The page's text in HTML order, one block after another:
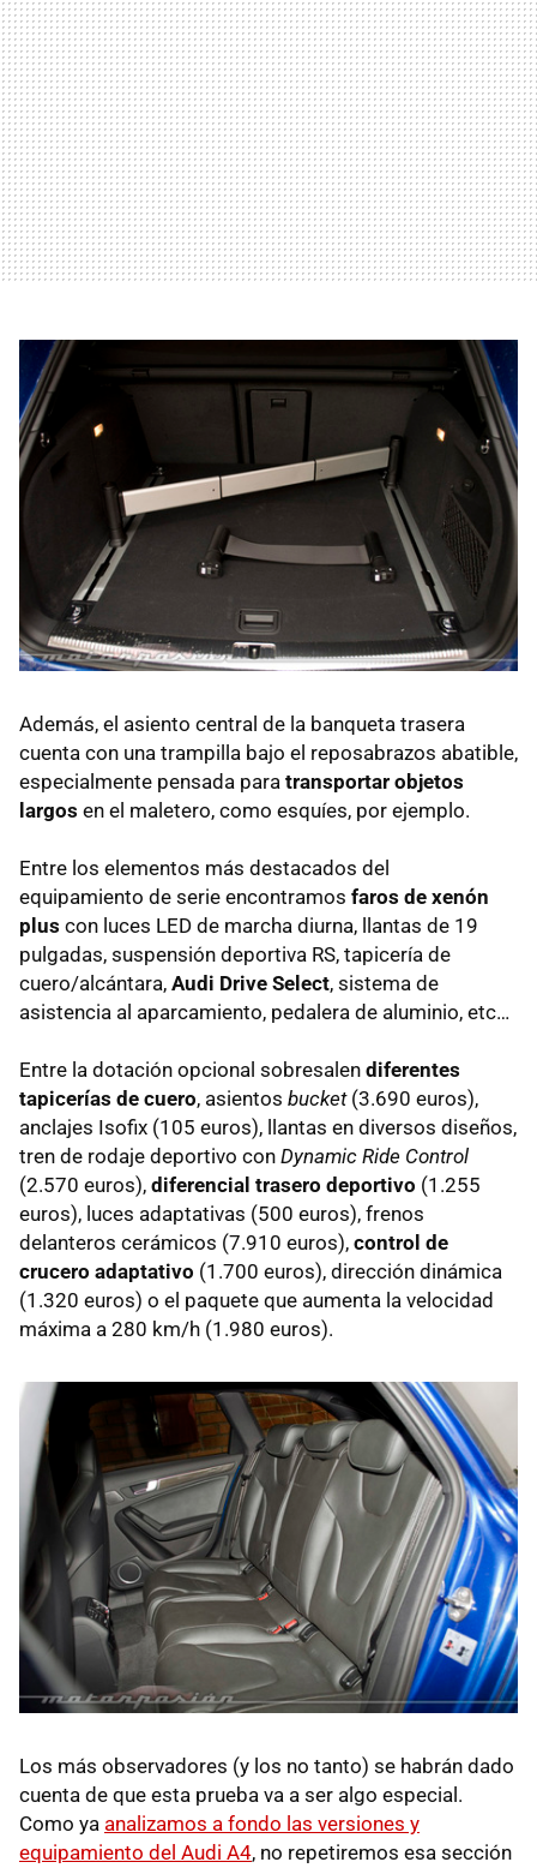
Además, el asiento central de la banqueta trasera
cuenta con una trampilla bajo el reposabrazos abatible,
especialmente pensada para transportar objetos
largos en el maletero, como esquíes, por ejemplo.
Entre los elementos más destacados del
equipamiento de serie encontramos faros de xenón
plus con luces LED de marcha diurna, llantas de 19
pulgadas, suspensión deportiva RS, tapicería de
cuero/alcántara, Audi Drive Select, sistema de
asistencia al aparcamiento, pedalera de aluminio, etc…
Entre la dotación opcional sobresalen diferentes
tapicerías de cuero, asientos bucket(3.690 euros),
anclajes Isofix (105 euros), llantas en diversos diseños,
tren de rodaje deportivo con Dynamic Ride Control
(2.570 euros), diferencial trasero deportivo (1.255
euros), luces adaptativas (500 euros), frenos
delanteros cerámicos (7.910 euros), control de
crucero adaptativo (1.700 euros), dirección dinámica
(1.320 euros) o el paquete que aumenta la velocidad
máxima a 280 km/h (1.980 euros).
Los más observadores (y los no tanto) se habrán dado
cuenta de que esta prueba va a ser algo especial.
Como ya analizamos a fondo las versiones y
equipamiento del Audi A4, no repetiremos esa sección